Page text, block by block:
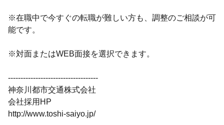
※在職中で今すぐの転職が難しい方も、調整のご相談が可
能です。
※対面またはWEB面接を選択できます。
------------------------------------
神奈川都市交通株式会社
会社採用HP
http://www.toshi-saiyo.jp/